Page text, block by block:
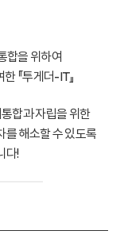
합을 위하여
『투게더-IT』
합과 자립을 위한
를 해소할 수 있도록
다!